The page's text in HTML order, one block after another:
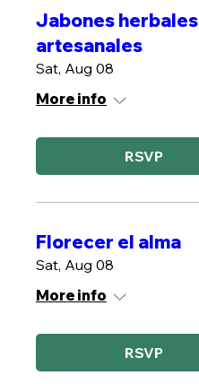
Jabones herbales
artesanales
Sat, Aug 08
More info
RSVP
Florecer el alma
Sat, Aug 08
More info
RSVP